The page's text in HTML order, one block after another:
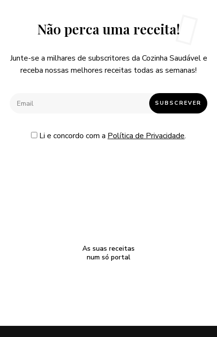
Não perca uma receita!
Junte-se a milhares de subscritores da Cozinha Saudável e
receba nossas melhores receitas todas as semanas!
Li e concordo com a Política de Privacidade.
As suas receitas
num só portal